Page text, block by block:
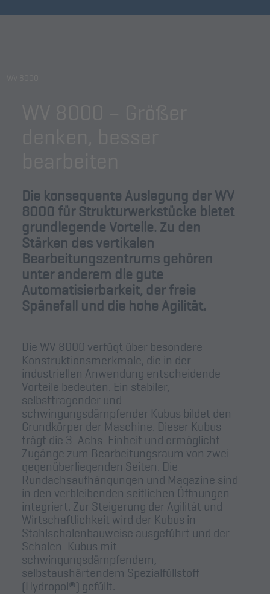
Die konsequente Auslegung der WV
8000 für Strukturwerkstücke bietet
grundlegende Vorteile. Zu den
Stärken des vertikalen
Bearbeitungszentrums gehören
unter anderem die gute
Automatisierbarkeit, der freie
Spänefall und die hohe Agilität.
Die WV 8000 verfügt über besondere
Konstruktionsmerkmale, die in der
industriellen Anwendung entscheidende
Vorteile bedeuten. Ein stabiler,
selbsttragender und
schwingungsdämpfender Kubus bildet den
Grundkörper der Maschine. Dieser Kubus
trägt die 3-Achs-Einheit und ermöglicht
Zugänge zum Bearbeitungsraum von zwei
gegenüberliegenden Seiten. Die
Rundachsaufhängungen und Magazine sind
in den verbleibenden seitlichen Öffnungen
integriert. Zur Steigerung der Agilität und
Wirtschaftlichkeit wird der Kubus in
Stahlschalenbauweise ausgeführt und der
Schalen-Kubus mit
schwingungsdämpfendem,
selbstaushärtendem Spezialfüllstoff
(Hydropol®) gefüllt.